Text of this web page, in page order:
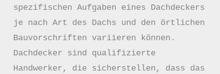
spezifischen Aufgaben eines Dachdeckers
je nach Art des Dachs und den örtlichen
Bauvorschriften variieren können.
Dachdecker sind qualifizierte
Handwerker, die sicherstellen, dass das